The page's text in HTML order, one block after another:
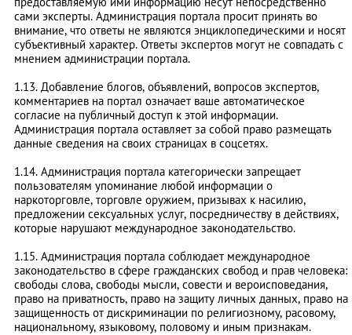
сами эксперты. Администрация портала просит принять во
внимание, что ответы не являются энциклопедическими и носят
субъективный характер. Ответы экспертов могут не совпадать с
мнением администрации портала.
1.13. Добавление блогов, объявлений, вопросов экспертов,
комментариев на портал означает ваше автоматическое
согласие на публичный доступ к этой информации.
Администрация портала оставляет за собой право размещать
данные сведения на своих страницах в соцсетях.
1.14. Администрация портала категорически запрещает
пользователям упоминание любой информации о
наркоторговле, торговле оружием, призывах к насилию,
предложении сексуальных услуг, посредничеству в действиях,
которые нарушают международное законодательство.
1.15. Администрация портала соблюдает международное
законодательство в сфере гражданских свобод и прав человека:
свободы слова, свободы мысли, совести и вероисповедания,
право на приватность, право на защиту личных данных, право на
защищенность от дискриминации по религиозному, расовому,
национальному, языковому, половому и иным признакам.